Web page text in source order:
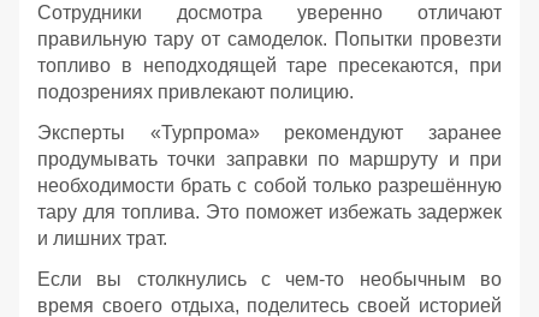
Сотрудники досмотра уверенно отличают
правильную тару от самоделок. Попытки провезти
топливо в неподходящей таре пресекаются, при
подозрениях привлекают полицию.
Эксперты «Турпрома» рекомендуют заранее
продумывать точки заправки по маршруту и при
необходимости брать с собой только разрешённую
тару для топлива. Это поможет избежать задержек
и лишних трат.
Если вы столкнулись с чем-то необычным во
время своего отдыха, поделитесь своей историей